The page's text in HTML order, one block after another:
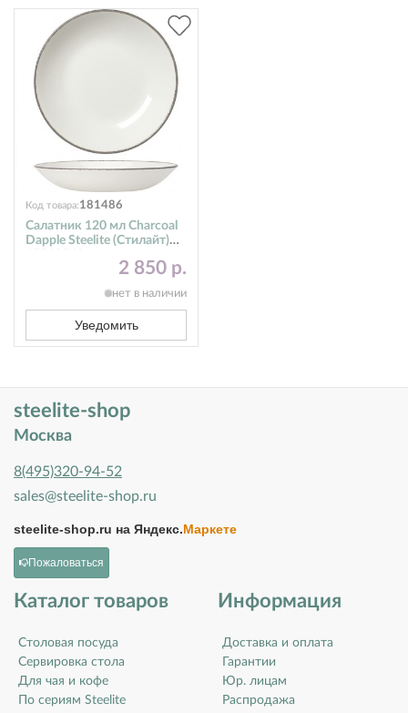
Код товара:181486
Салатник 120 мл Charcoal
Dapple Steelite (Стилайт)
2 850 р.
нет в наличии
Уведомить
steelite-shop
Москва
8(495)320-94-52
sales@steelite-shop.ru
steelite-shop.ru на Яндекс.Маркете
Пожаловаться
Каталог товаров
Столовая посуда
Сервировка стола
Для чая и кофе
По сериям Steelite
Информация
Доставка и оплата
Гарантии
Юр. лицам
Распродажа